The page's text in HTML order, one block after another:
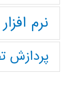
نرم
پردازش